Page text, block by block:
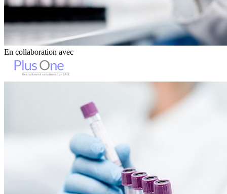
En collaboration avec